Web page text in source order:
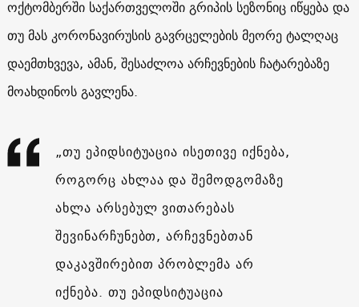
ოქტომბერში საქართველოში გრიპის სეზონიც იწყება და
თუ მას კორონავირუსის გავრცელების მეორე ტალღაც
დაემთხვევა, ამან, შესაძლოა არჩევნების ჩატარებაზე
მოახდინოს გავლენა.
„თუ ეპიდსიტუაცია ისეთივე იქნება,
როგორც ახლაა და შემოდგომაზე
ახლა არსებულ ვითარებას
შევინარჩუნებთ, არჩევნებთან
დაკავშირებით პრობლემა არ
იქნება. თუ ეპიდსიტუაცია